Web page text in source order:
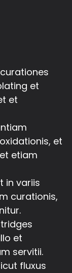
et
et
et
etiam
in variis
curationis,
et
servitii.
fluxus